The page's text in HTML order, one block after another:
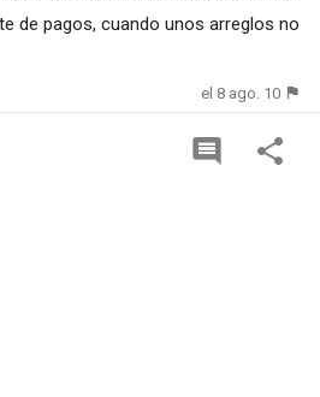
de pagos, cuando unos arreglos no
el 8 ago. 10